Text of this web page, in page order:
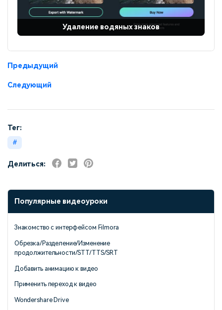
Популярные видеоуроки
Знакомство с интерфейсом Filmora
Обрезка/Разделение/Изменение
продолжительности/STT/TTS/SRT
Добавить анимацию к видео
Применить переход к видео
Wondershare Drive
Удаление водяных знаков
Предыдущий
Следующий
Тег:
Делиться: